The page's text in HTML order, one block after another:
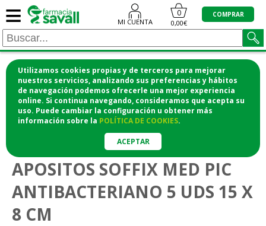
Utilizamos cookies propias y de terceros para mejorar
nuestros servicios, analizando sus preferencias y hábitos
de navegación podemos ofrecerle una mejor experiencia
online. Si continua navegando, consideramos que acepta su
uso. Puede cambiar la configuración u obtener más
información sobre la POLÍTICA DE COOKIES.
ACEPTAR
≡ MI CUENTA
0
0,00€
COMPRAR
¡COMPRA CÓMODAMENTE DESDE CASA Y RECOGE
EN LA FARMACIA!
o si lo prefieres te lo mandamos a casa
Protectores y apósitos
APOSITOS SOFFIX MED PIC
ANTIBACTERIANO 5 UDS 15 X
8 CM